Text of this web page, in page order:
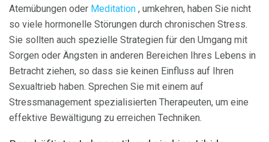
Atemübungen oder Meditation , umkehren, haben Sie nicht
so viele hormonelle Störungen durch chronischen Stress.
Sie sollten auch spezielle Strategien für den Umgang mit
Sorgen oder Ängsten in anderen Bereichen Ihres Lebens in
Betracht ziehen, so dass sie keinen Einfluss auf Ihren
Sexualtrieb haben. Sprechen Sie mit einem auf
Stressmanagement spezialisierten Therapeuten, um eine
effektive Bewältigung zu erreichen Techniken.